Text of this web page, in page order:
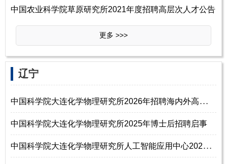
中国农业科学院草原研究所2021年度招聘高层次人才公告
更多 >>>
辽宁
中
国科学院大连化学物理研究所2026年招聘海内外高层次人才
中国科学院大连化学物理研究所2025年博士后招聘启事
中
国科学院大连化学物理研究所人工智能应用中心2025年招聘高层次人才启事